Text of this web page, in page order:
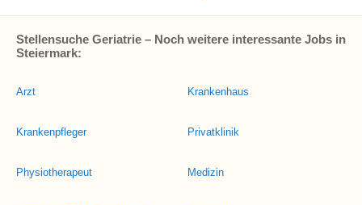
Stellensuche Geriatrie – Noch weitere interessante Jobs in
Steiermark:
Arzt
Krankenpfleger
Physiotherapeut
Krankenhaus
Privatklinik
Medizin